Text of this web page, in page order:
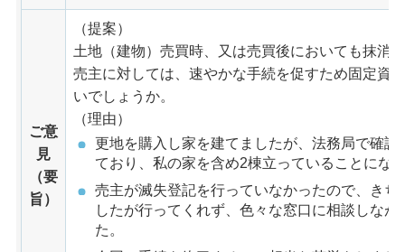
ご意
見
（要
旨）
（提案）
土地（建物）売買時、又は売買後においても抹消
売主に対しては、速やかな手続を促すため固定資
いでしょうか。
（理由）
更地を購入し家を建てましたが、法務局で確
ており、私の家を含め2棟立っていることにな
売主が滅失登記を行っていなかったので、き
したが行ってくれず、色々な窓口に相談しな
た。